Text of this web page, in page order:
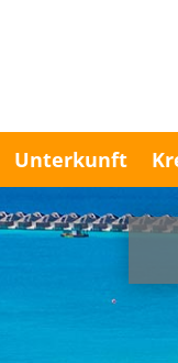
Unterkunft